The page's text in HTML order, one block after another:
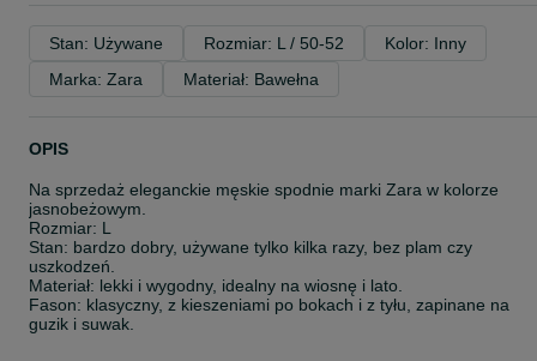
Stan: Używane Rozmiar: L / 50-52
Kolor: Inny
Marka: Zara
Materiał: Bawełna
OPIS
Na sprzedaż eleganckie męskie spodnie marki Zara w kolorze
jasnobeżowym.
Rozmiar: L
Stan: bardzo dobry, używane tylko kilka razy, bez plam czy
uszkodzeń.
Materiał: lekki i wygodny, idealny na wiosnę i lato.
Fason: klasyczny, z kieszeniami po bokach i z tyłu, zapinane na
guzik i suwak.